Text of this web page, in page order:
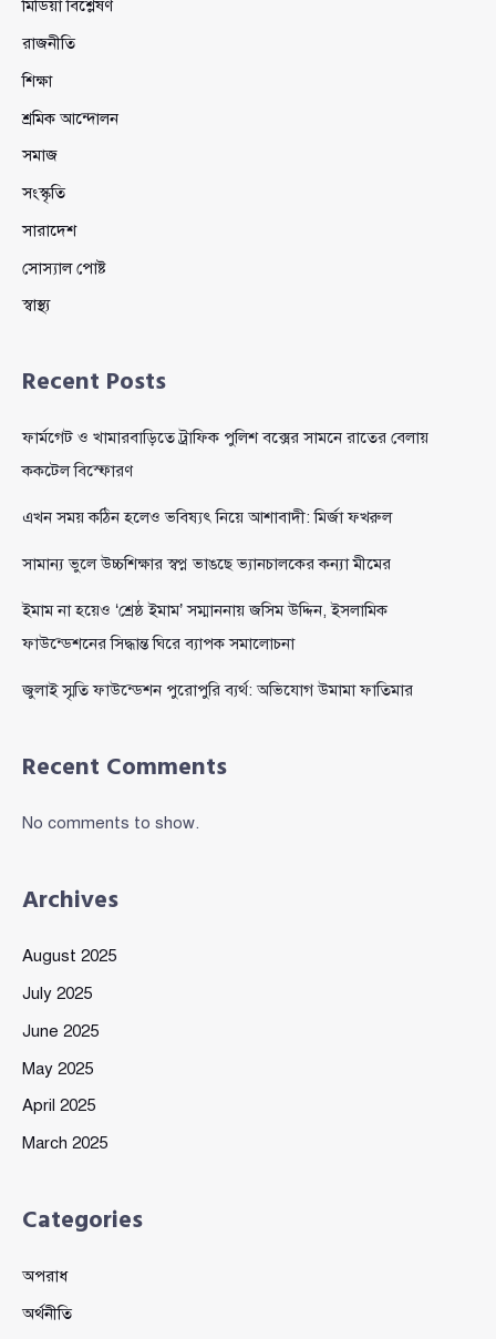
মিডিয়া বিশ্লেষণ
রাজনীতি
শিক্ষা
শ্রমিক আন্দোলন
সমাজ
সংস্কৃতি
সারাদেশ
সোস্যাল পোষ্ট
স্বাস্থ্য
Recent Posts
ফার্মগেট ও খামারবাড়িতে ট্রাফিক পুলিশ বক্সের সামনে রাতের বেলায়
ককটেল বিস্ফোরণ
এখন সময় কঠিন হলেও ভবিষ্যৎ নিয়ে আশাবাদী: মির্জা ফখরুল
সামান্য ভুলে উচ্চশিক্ষার স্বপ্ন ভাঙছে ভ্যানচালকের কন্যা মীমের
ইমাম না হয়েও ‘শ্রেষ্ঠ ইমাম’ সম্মাননায় জসিম উদ্দিন, ইসলামিক
ফাউন্ডেশনের সিদ্ধান্ত ঘিরে ব্যাপক সমালোচনা
জুলাই স্মৃতি ফাউন্ডেশন পুরোপুরি ব্যর্থ: অভিযোগ উমামা ফাতিমার
Recent Comments
No comments to show.
Archives
August 2025
July 2025
June 2025
May 2025
April 2025
March 2025
Categories
অপরাধ
অর্থনীতি